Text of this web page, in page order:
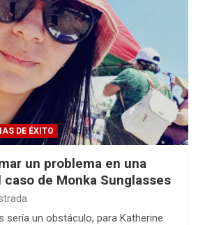
DE ÉXITO
un problema en una
de Monka Sunglasses
sería un obstáculo, para Katherine